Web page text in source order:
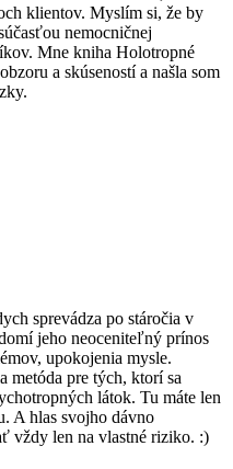
klientov. Myslím si, že by
nemocničnej
Mne kniha Holotropné
a skúseností a našla som
sprevádza po stáročia v
jeho neoceniteľný prínos
upokojenia mysle.
metóda pre tých, ktorí sa
látok. Tu máte len
A hlas svojho dávno
vždy len na vlastné riziko. :)